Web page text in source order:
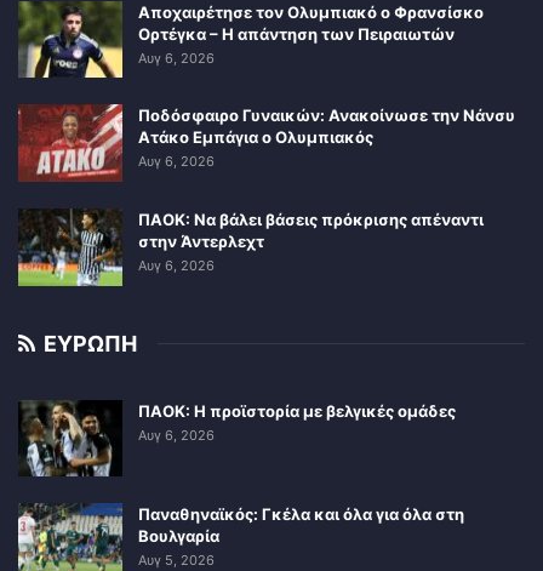
Αποχαιρέτησε τον Ολυμπιακό ο Φρανσίσκο
Ορτέγκα – Η απάντηση των Πειραιωτών
Αυγ 6, 2026
Ποδόσφαιρο Γυναικών: Ανακοίνωσε την Νάνσυ
Ατάκο Εμπάγια ο Ολυμπιακός
Αυγ 6, 2026
ΠΑΟΚ: Να βάλει βάσεις πρόκρισης απέναντι
στην Άντερλεχτ
Αυγ 6, 2026
ΕΥΡΩΠΗ
ΠΑΟΚ: Η προϊστορία με βελγικές ομάδες
Αυγ 6, 2026
Παναθηναϊκός: Γκέλα και όλα για όλα στη
Βουλγαρία
Αυγ 5, 2026